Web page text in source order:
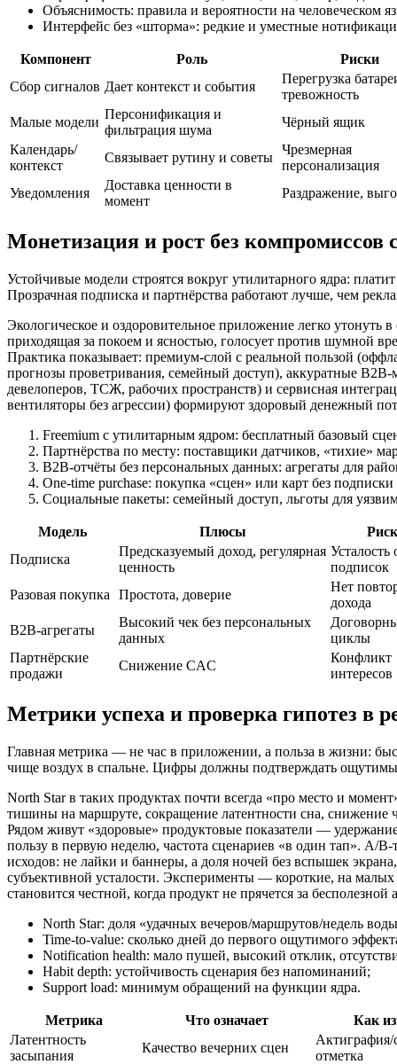
Объяснимость: правила и вероятности на человеческом
Интерфейс без «шторма»: редкие и уместные
Компонент Роль
Риски
Сбор сигналов Дает контекст и события
Перегрузка
тревожность
Малые модели
Персонификация и
фильтрация шума
Чёрный ящик
Календарь/
контекст
Связывает рутину и советы
Чрезмерная
персонализация
Уведомления
Доставка ценности в
момент
Раздражение,
Монетизация и рост без компромиссов
Устойчивые модели строятся вокруг утилитарного ядра:
Прозрачная подписка и партнёрства работают лучше, чем
Экологическое и оздоровительное приложение легко утонуть
приходящая за покоем и ясностью, голосует против шумной
Практика показывает: премиум‑слой с реальной пользой
прогнозы проветривания, семейный доступ), аккуратные
девелоперов, ТСЖ, рабочих пространств) и сервисная
вентиляторы без агрессии) формируют здоровый денежный
Freemium с утилитарным ядром: бесплатный базовый
Партнёрства по месту: поставщики датчиков, «тихие»
B2B‑отчёты без персональных данных: агрегаты для
One‑time purchase: покупка «сцен» или карт без
Социальные пакеты: семейный доступ, льготы для
Модель Плюсы
Подписка
Предсказуемый доход, регулярная
ценность
Усталость
подписок
Разовая покупка
Простота, доверие
Нет
дохода
B2B‑агрегаты
Высокий чек без персональных
данных
циклы
Партнёрские
продажи
Снижение CAC
Конфликт
интересов
Метрики успеха и проверка гипотез в
Главная метрика — не час в приложении, а польза в жизни:
чище воздух в спальне. Цифры должны подтверждать
North Star в таких продуктах почти всегда «про место и
тишины на маршруте, сокращение латентности сна, снижение
Рядом живут «здоровые» продуктовые показатели —
пользу в первую неделю, частота сценариев «в один тап». А/
исходов: не лайки и баннеры, а доля ночей без вспышек
субъективной усталости. Эксперименты — короткие, на
становится честной, когда продукт не прячется за
North Star: доля «удачных вечеров/маршрутов/недель
Time‑to‑value: сколько дней до первого ощутимого
Notification health: мало пушей, высокий отклик,
Habit depth: устойчивость сценария без напоминаний;
Support load: минимум обращений на функции ядра.
Метрика Что означает
Как
Латентность
засыпания
Качество вечерних сцен
Актиграфия/
отметка